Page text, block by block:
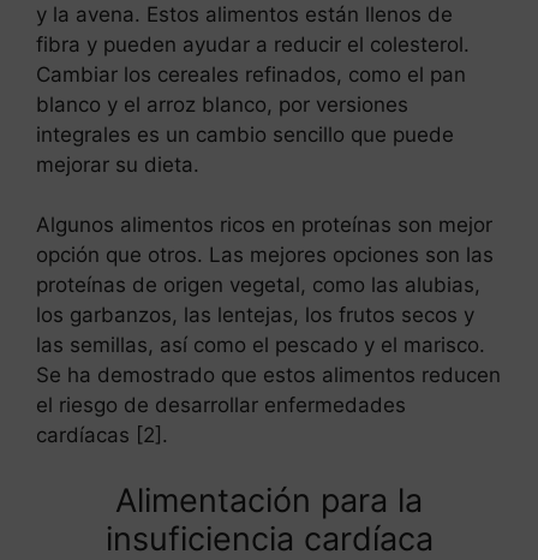
y la avena. Estos alimentos están llenos de
fibra y pueden ayudar a reducir el colesterol.
Cambiar los cereales refinados, como el pan
blanco y el arroz blanco, por versiones
integrales es un cambio sencillo que puede
mejorar su dieta.
Algunos alimentos ricos en proteínas son mejor
opción que otros. Las mejores opciones son las
proteínas de origen vegetal, como las alubias,
los garbanzos, las lentejas, los frutos secos y
las semillas, así como el pescado y el marisco.
Se ha demostrado que estos alimentos reducen
el riesgo de desarrollar enfermedades
cardíacas [2].
Alimentación para la
insuficiencia cardíaca